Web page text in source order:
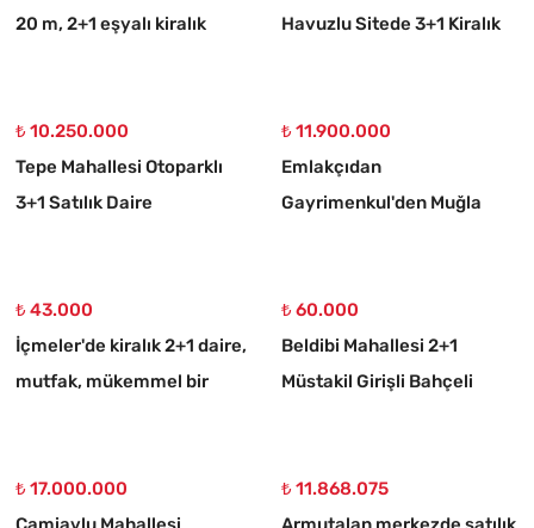
20 m, 2+1 eşyalı kiralık
Havuzlu Sitede 3+1 Kiralık
₺ 10.250.000
Tepe Mahallesi Otoparklı
3+1 Satılık Daire
₺ 11.900.000
Emlakçıdan
Gayrimenkul'den Muğla
₺ 43.000
İçmeler'de kiralık 2+1 daire,
mutfak, mükemmel bir
₺ 60.000
Beldibi Mahallesi 2+1
Müstakil Girişli Bahçeli
₺ 17.000.000
₺ 11.868.075